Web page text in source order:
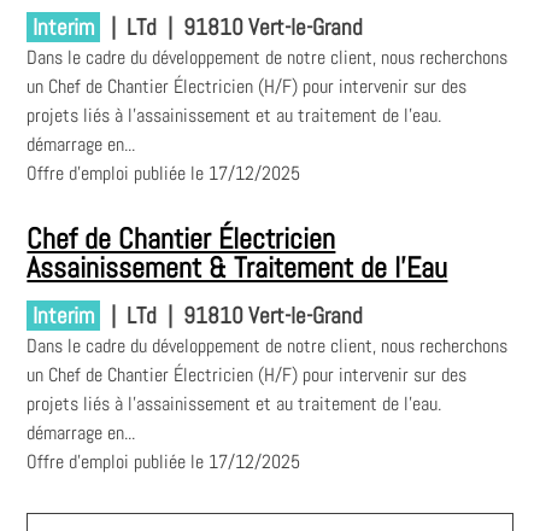
Interim | LTd | 91810 Vert-le-Grand
Dans le cadre du développement de notre client, nous recherchons
un Chef de Chantier Électricien (H/F) pour intervenir sur des
projets liés à l'assainissement et au traitement de l'eau.
démarrage en...
Offre d'emploi publiée le 17/12/2025
Chef de Chantier Électricien
Assainissement & Traitement de l'Eau
Interim | LTd | 91810 Vert-le-Grand
Dans le cadre du développement de notre client, nous recherchons
un Chef de Chantier Électricien (H/F) pour intervenir sur des
projets liés à l'assainissement et au traitement de l'eau.
démarrage en...
Offre d'emploi publiée le 17/12/2025